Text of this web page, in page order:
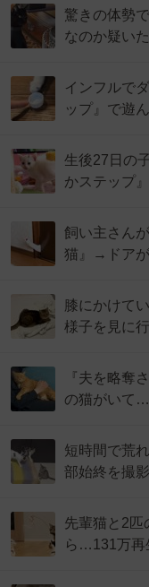
驚きの体勢
なのか疑い
インフルで
ップ』で遊
生後27日の
かステップ
飼い主さん
猫』→ドア
膝にかけて
様子を見に
『夫を略奪
の猫がいて
短時間で荒
部始終を撮
先輩猫と2匹
ら…131万